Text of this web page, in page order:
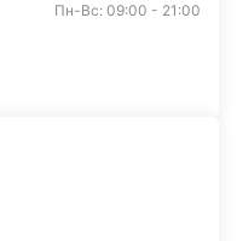
Пн-Вс: 09:00 - 21:00